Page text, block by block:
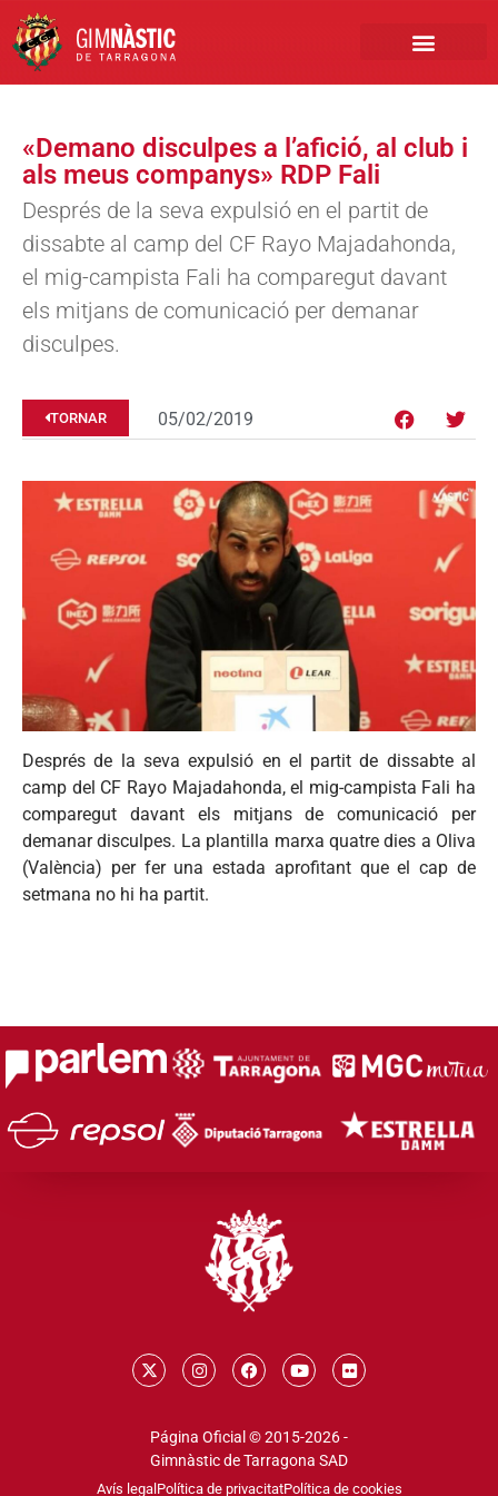
«Demano disculpes a l’afició, al club i
als meus companys» RDP Fali
Després de la seva expulsió en el partit de
dissabte al camp del CF Rayo Majadahonda,
el mig-campista Fali ha comparegut davant
els mitjans de comunicació per demanar
disculpes.
TORNAR 05/02/2019
Després de la seva expulsió en el partit de dissabte al
camp del CF Rayo Majadahonda, el mig-campista Fali ha
comparegut davant els mitjans de comunicació per
demanar disculpes. La plantilla marxa quatre dies a Oliva
(València) per fer una estada aprofitant que el cap de
setmana no hi ha partit.
Página Oficial © 2015-2026 -
Gimnàstic de Tarragona SAD
Avís legal Política de privacitatPolítica de cookies